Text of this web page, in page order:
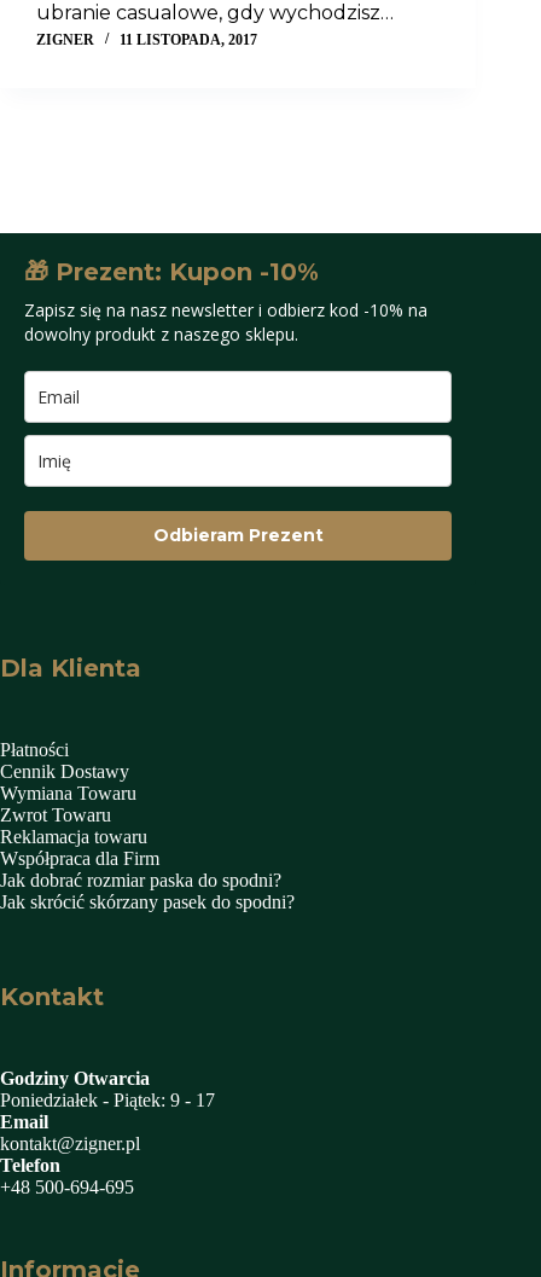
ubranie casualowe, gdy wychodzisz…
ZIGNER 11 LISTOPADA, 2017
🎁 Prezent: Kupon -10%
Zapisz się na nasz newsletter i odbierz kod -10% na
dowolny produkt z naszego sklepu.
Odbieram Prezent
Dla Klienta
Płatności
Cennik Dostawy
Wymiana Towaru
Zwrot Towaru
Reklamacja towaru
Współpraca dla Firm
Jak dobrać rozmiar paska do spodni?
Jak skrócić skórzany pasek do spodni?
Kontakt
Godziny Otwarcia
Poniedziałek - Piątek: 9 - 17
Email
kontakt@zigner.pl
Telefon
+48 500-694-695
Informacje